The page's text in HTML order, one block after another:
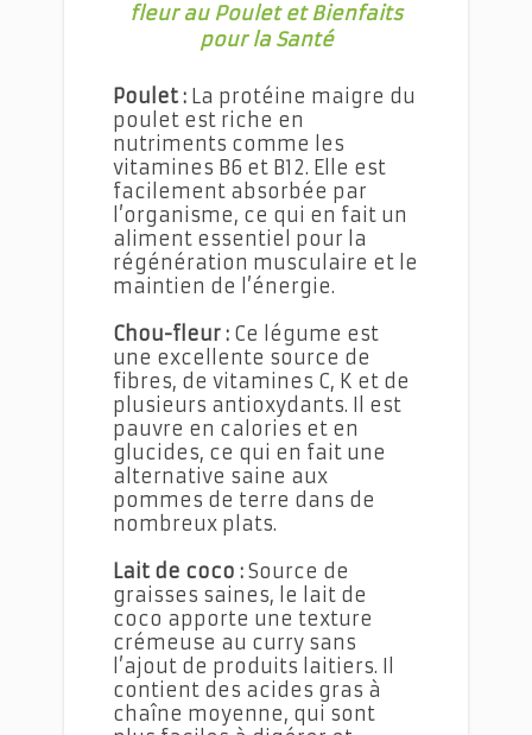
fleur au Poulet et Bienfaits
pour la Santé
Poulet : La protéine maigre du
poulet est riche en
nutriments comme les
vitamines B6 et B12. Elle est
facilement absorbée par
l’organisme, ce qui en fait un
aliment essentiel pour la
régénération musculaire et le
maintien de l’énergie.
Chou-fleur : Ce légume est
une excellente source de
fibres, de vitamines C, K et de
plusieurs antioxydants. Il est
pauvre en calories et en
glucides, ce qui en fait une
alternative saine aux
pommes de terre dans de
nombreux plats.
Lait de coco : Source de
graisses saines, le lait de
coco apporte une texture
crémeuse au curry sans
l’ajout de produits laitiers. Il
contient des acides gras à
chaîne moyenne, qui sont